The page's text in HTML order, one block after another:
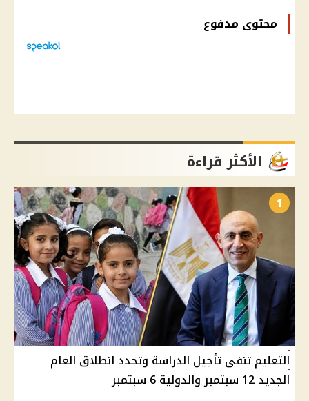
محتوى مدفوع
الأكثر قراءة
1
التعليم تنفي تأجيل الدراسة وتحدد انطلاق العام
الجديد 12 سبتمبر والدولية 6 سبتمبر